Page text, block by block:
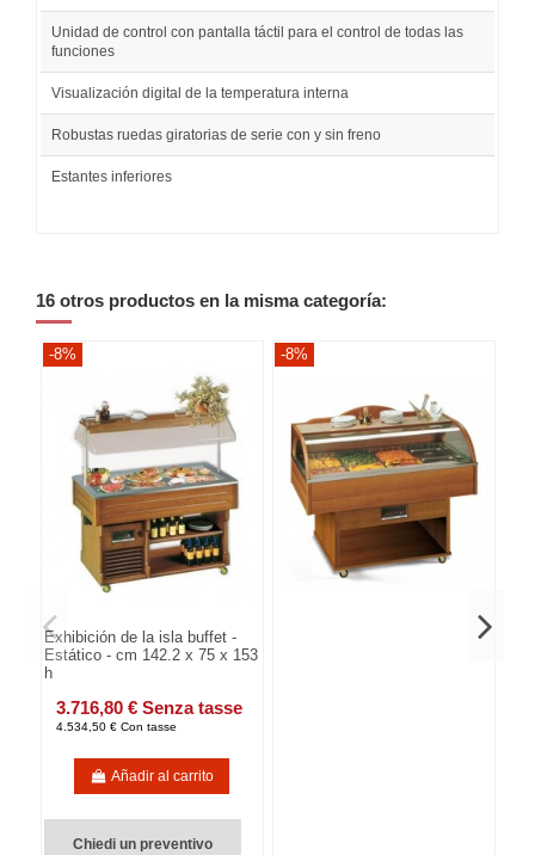
Unidad de control con pantalla táctil para el control de todas las
funciones
Visualización digital de la temperatura interna
Robustas ruedas giratorias de serie con y sin freno
Estantes inferiores
16 otros productos en la misma categoría:
-8%
Exhibición de la isla buffet -
Estático - cm 142.2 x 75 x 153
h
3.716,80 € Senza tasse
4.534,50 € Con tasse
Añadir al carrito
Chiedi un preventivo
-8%